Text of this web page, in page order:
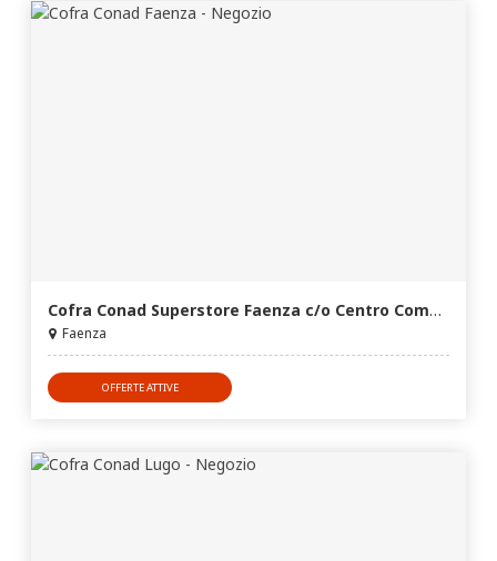
Cofra Conad Superstore Faenza c/o Centro Commerciale Le Cicogne
Faenza
OFFERTE ATTIVE